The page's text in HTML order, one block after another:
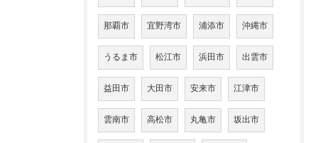
那覇市 宜野湾市 浦添市 沖縄市
うるま市 松江市 浜田市 出雲市
益田市 大田市 安来市 江津市
雲南市 高松市 丸亀市 坂出市